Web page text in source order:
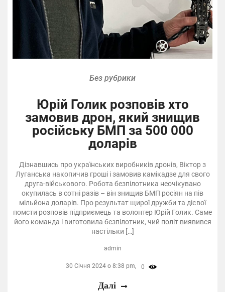
Без рубрики
Юрій Голик розповів хто
замовив дрон, який знищив
російську БМП за 500 000
доларів
Дізнавшись про українських виробників дронів, Віктор з
Луганська накопичив гроші і замовив камікадзе для свого
друга-військового. Робота безпілотника неочікувано
окупилась в сотні разів – він знищив БМП росіян на пів
мільйона доларів. Про результат щирої дружби та дієвої
помсти розповів підприємець та волонтер Юрій Голик. Саме
його команда і виготовила безпілотник, чий політ виявився
настільки […]
admin
30 Січня 2024 о 8:38 pm, 0
Далі